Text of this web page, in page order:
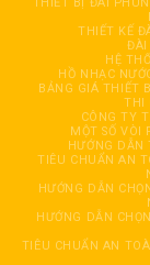
THIẾT KẾ
ĐÀI
HỆ
HỒ NHẠC
BẢNG GIÁ THIẾT
THI
CÔNG TY
MỘT SỐ VÒI
HƯỚNG
TIÊU CHUẨN AN
HƯỚNG DẪN
HƯỚNG DẪN
TIÊU CHUẨN AN